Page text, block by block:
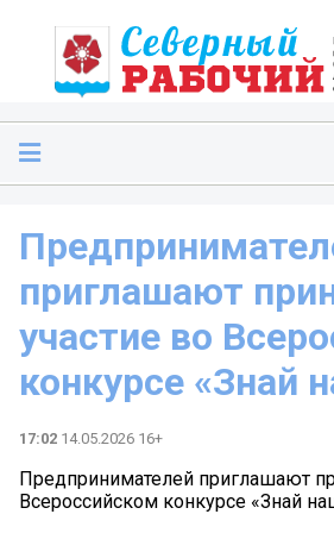
приглашают
участие во
конкурсе «Знай
17:02 14.05.2026 16+
Предпринимателей приглашают
Всероссийском конкурсе «Знай